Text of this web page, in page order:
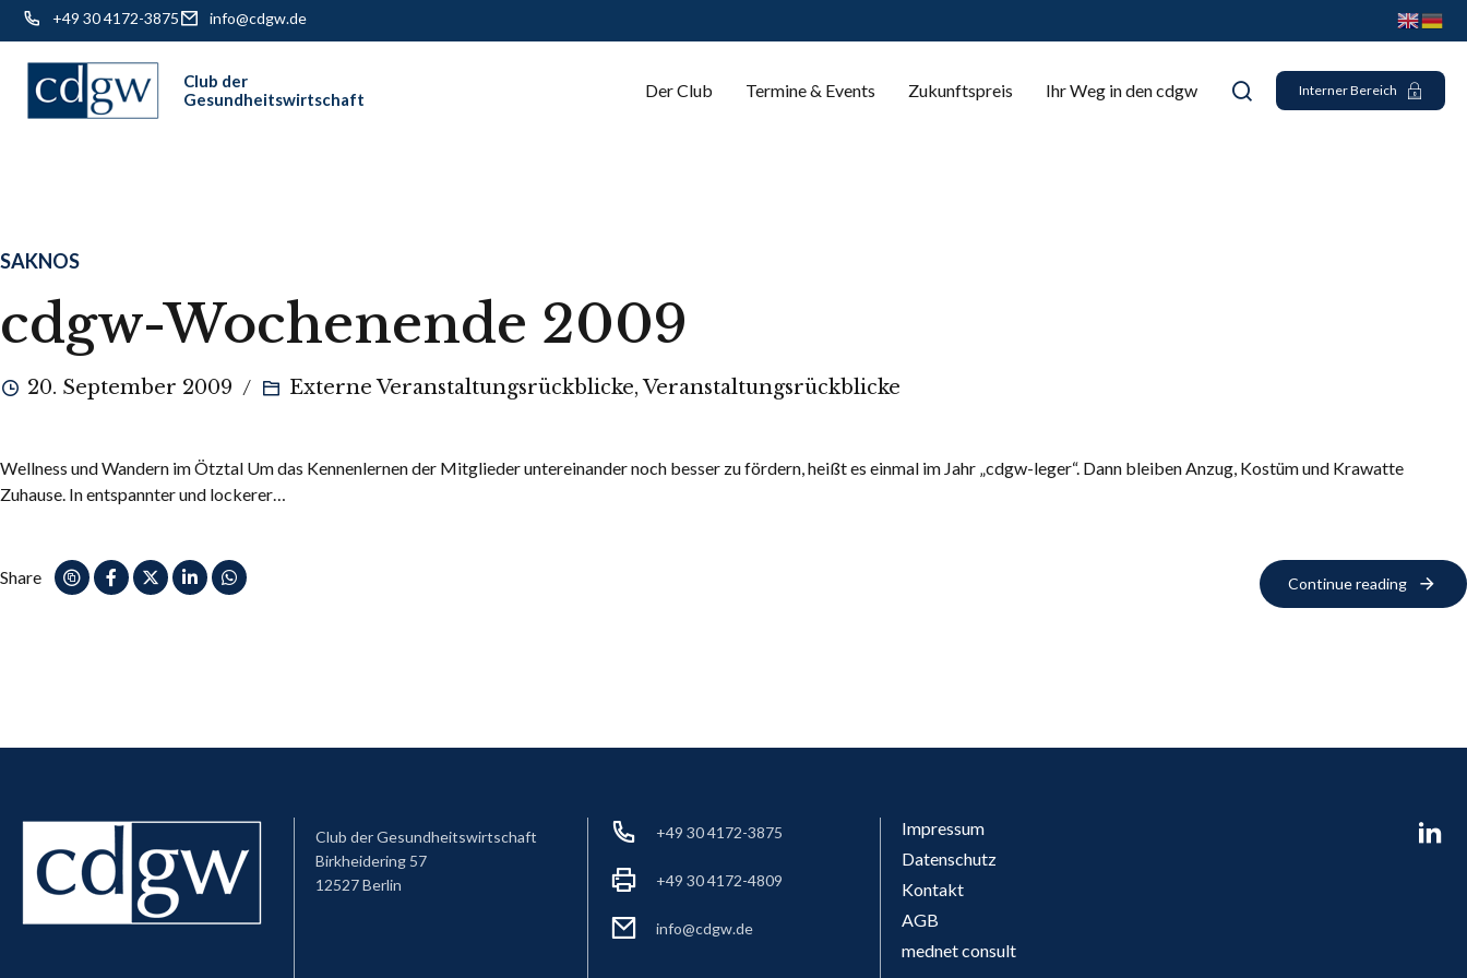
+49 30 4172-3875 info@cdgw.de
Skip
Der Club Termine & Events Zukunftspreis Ihr Weg in den cdgw Interner Bereich
SAKNOS
cdgw-Wochenende 2009
20. September 2009 Externe Veranstaltungsrückblicke, Veranstaltungsrückblicke
Wellness und Wandern im Ötztal Um das Kennenlernen der Mitglieder untereinander noch besser zu fördern, heißt es einmal im Jahr „cdgw-leger“. Dann bleiben Anzug, Kostüm und Krawatte
Zuhause. In entspannter und lockerer…
Share Continue reading
Club der Gesundheitswirtschaft
Birkheidering 57
12527 Berlin
+49 30 4172-3875
+49 30 4172-4809
info@cdgw.de
Impressum
Datenschutz
Kontakt
AGB
mednet consult